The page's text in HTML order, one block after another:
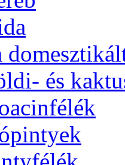
és